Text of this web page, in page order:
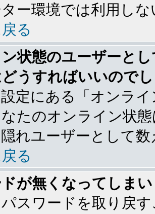
ー環境では利用し
る
状態のユーザーと
うすればいいので
定にある「オンラ
たのオンライン状
れユーザーとして
る
が無くなってしま
スワードを取り戻